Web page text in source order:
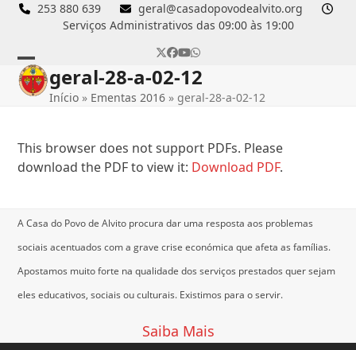
Skip
253 880 639
geral@casadopovodealvito.org
Serviços Administrativos das 09:00 às 19:00
Twitter
Facebook
YouTube
Whatsapp
Open
mobile
Close
mobile
geral-28-a-02-12
Início » Ementas 2016 » geral-28-a-02-12
This browser does not support PDFs. Please
download the PDF to view it: Download PDF.
A Casa do Povo de Alvito procura dar uma resposta aos problemas
sociais acentuados com a grave crise económica que afeta as famílias.
Apostamos muito forte na qualidade dos serviços prestados quer sejam
eles educativos, sociais ou culturais. Existimos para o servir.
Saiba Mais